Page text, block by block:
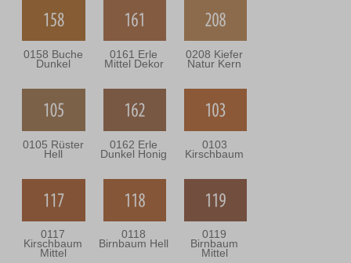
0158 Buche
Dunkel
0161 Erle
Mittel Dekor
0208 Kiefer
Natur Kern
0105 Rüster
Hell
0162 Erle
Dunkel Honig
0103
Kirschbaum
0117
Kirschbaum
Mittel
0118
Birnbaum Hell
0119
Birnbaum
Mittel